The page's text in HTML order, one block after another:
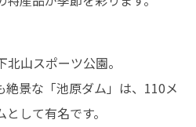
山スポーツ公園。
絶景な「池原ダム」は、110メ
して有名です。